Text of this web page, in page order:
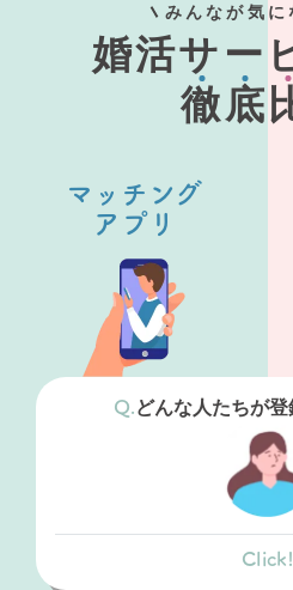
みんなが気に
婚活サー
徹底
マッチング
アプリ
どんな人たちが
Click!